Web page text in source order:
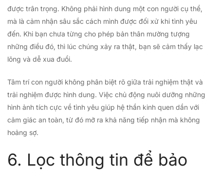
được trân trọng. Không phải hình dung một con người cụ thể,
mà là cảm nhận sâu sắc cách mình được đối xử khi tình yêu
đến. Khi bạn chưa từng cho phép bản thân mường tượng
những điều đó, thì lúc chúng xảy ra thật, bạn sẽ cảm thấy lạc
lõng và dễ xua đuổi.
Tâm trí con người không phân biệt rõ giữa trải nghiệm thật và
trải nghiệm được hình dung. Việc chủ động nuôi dưỡng những
hình ảnh tích cực về tình yêu giúp hệ thần kinh quen dần với
cảm giác an toàn, từ đó mở ra khả năng tiếp nhận mà không
hoảng sợ.
6. Lọc thông tin để bảo